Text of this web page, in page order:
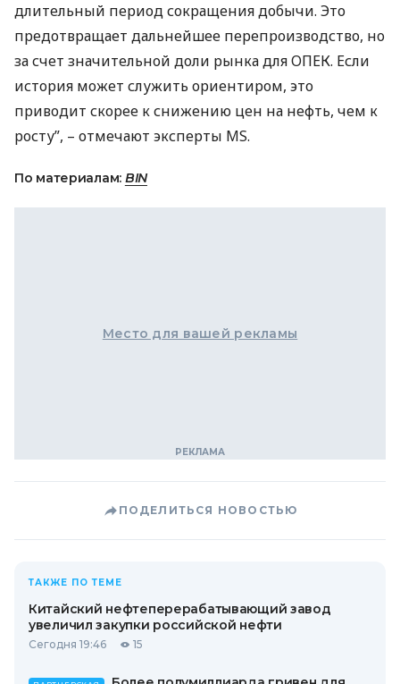
длительный период сокращения добычи. Это
предотвращает дальнейшее перепроизводство, но
за счет значительной доли рынка дляОПЕК. Если
история может служить ориентиром, это
приводит скорее к снижению цен на нефть, чем к
росту”, – отмечают эксперты MS.
По материалам: BIN
Место для вашей рекламы
ПОДЕЛИТЬСЯ НОВОСТЬЮ
ТАКЖЕ ПО ТЕМЕ
Китайский нефтеперерабатывающий завод
увеличил закупки российской нефти
Сегодня 19:46 15